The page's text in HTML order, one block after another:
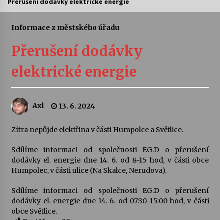
Sukuba Ensemble
Vernisáž výstavy Josefíny Duškové: Stávám se
kapkou
Veselí muzikanti
Pozvánka na integrační festival Quijotova
šedesátka: 28. 7.–1. 8. 2026
28. 7. 2026
Letní koncerty ve Stromovce: Kolchoz a
Jenakaši
Informace z městského úřadu
Přerušení dodávky
elektrické energie
Axl 13. 6. 2024
Zítra nepůjde elektřina v části Humpolce a Světlice.
Sdílíme informaci od společnosti EG.D o přerušení
dodávky el. energie dne 14. 6. od 8-15 hod, v části obce
Humpolec, v části ulice (Na Skalce, Nerudova).
Sdílíme informaci od společnosti EG.D o přerušení
dodávky el. energie dne 14. 6. od 07:30-15:00 hod, v části
obce Světlice.